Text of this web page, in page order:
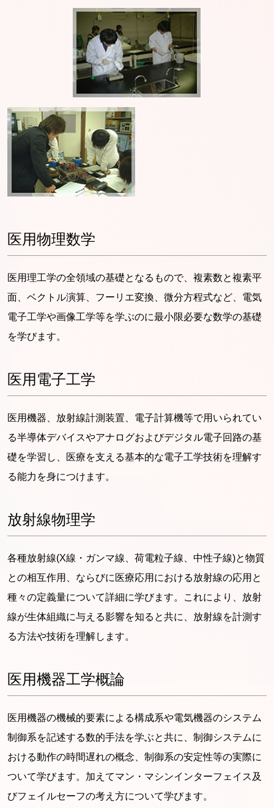
医用物理数学
医用理工学の全領域の基礎となるもので、複素数と複素平
面、ベクトル演算、フーリエ変換、微分方程式など、電気
電子工学や画像工学等を学ぶのに最小限必要な数学の基礎
を学びます。
医用電子工学
医用機器、放射線計測装置、電子計算機等で用いられてい
る半導体デバイスやアナログおよびデジタル電子回路の基
礎を学習し、医療を支える基本的な電子工学技術を理解す
る能力を身につけます。
放射線物理学
各種放射線(X線・ガンマ線、荷電粒子線、中性子線)と物質
との相互作用、ならびに医療応用における放射線の応用と
種々の定義量について詳細に学びます。これにより、放射
線が生体組織に与える影響を知ると共に、放射線を計測す
る方法や技術を理解します。
医用機器工学概論
医用機器の機械的要素による構成系や電気機器のシステム
制御系を記述する数的手法を学ぶと共に、制御システムに
おける動作の時間遅れの概念、制御系の安定性等の実際に
ついて学びます。加えてマン・マシンインターフェイス及
びフェイルセーフの考え方について学びます。